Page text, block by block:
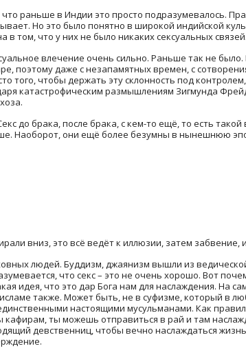
раньше в Индии это просто подразумевалось.
Но это было понятно в широкой индийской
в том, что у них не было никаких сексуальных
влечение очень сильно. Раньше так не было.
поэтому даже с незапамятных времен, с
чтобы держать эту склонность под
катастрофическим размышлениям Зигмунда
до брака, после брака, с кем-то ещё, то есть
Наоборот, они ещё более безумны в нынешнюю
вниз, это всё ведёт к иллюзии, затем забвение,
людей. Буддизм, джаянизм вышли из
что секс – это не очень хорошо. Вот
идея, что это дар Бога нам для наслаждения. На
также. Может быть, не в суфизме, который в
настоящими мусульманами. Как
ты можешь отправиться в рай и там
девственниц, чтобы вечно наслаждаться